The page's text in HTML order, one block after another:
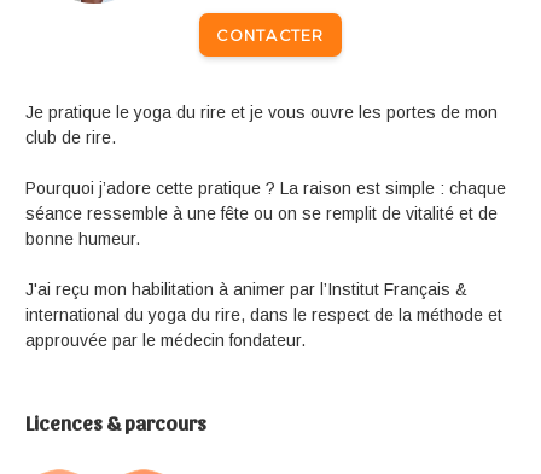
CONTACTER
Je pratique le yoga du rire et je vous ouvre les portes de mon
club de rire.
Pourquoi j’adore cette pratique ? La raison est simple : chaque
séance ressemble à une fête ou on se remplit de vitalité et de
bonne humeur.
J'ai reçu mon habilitation à animer par l’Institut Français &
international du yoga du rire, dans le respect de la méthode et
approuvée par le médecin fondateur.
Licences & parcours